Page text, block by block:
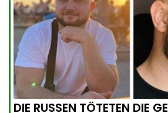
DIE RUSSEN TÖTETEN DIE